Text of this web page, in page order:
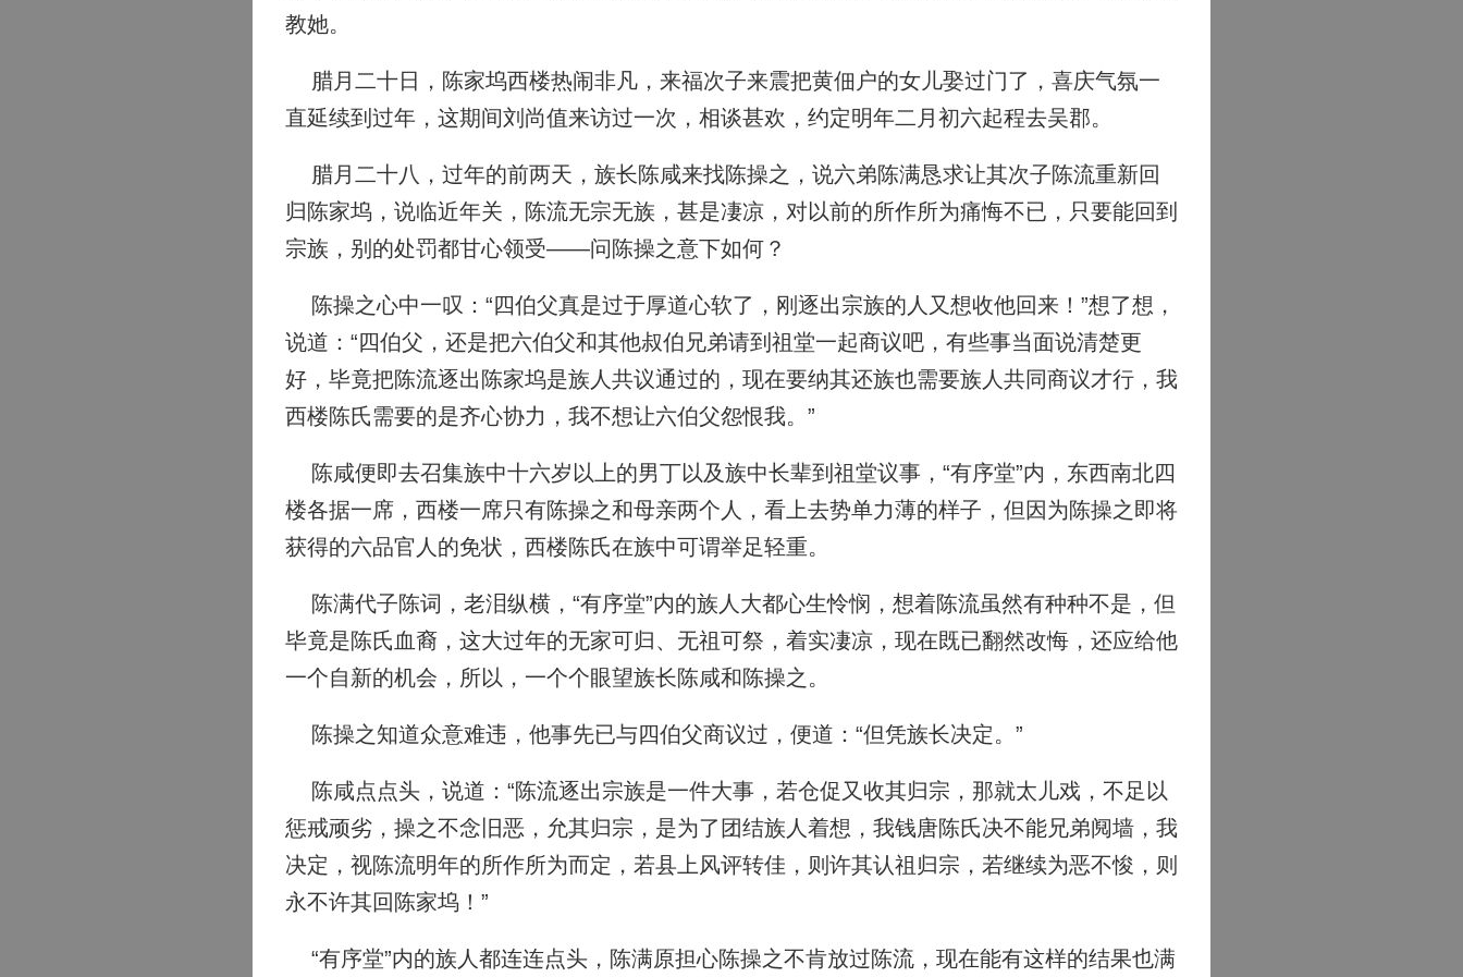
教她。
腊月二十日，陈家坞西楼热闹非凡，来福次子来震把黄佃户的女儿娶过门了，喜庆气氛一
直延续到过年，这期间刘尚值来访过一次，相谈甚欢，约定明年二月初六起程去吴郡。
腊月二十八，过年的前两天，族长陈咸来找陈操之，说六弟陈满恳求让其次子陈流重新回
归陈家坞，说临近年关，陈流无宗无族，甚是凄凉，对以前的所作所为痛悔不已，只要能回到
宗族，别的处罚都甘心领受——问陈操之意下如何？
陈操之心中一叹：“四伯父真是过于厚道心软了，刚逐出宗族的人又想收他回来！”想了想，
说道：“四伯父，还是把六伯父和其他叔伯兄弟请到祖堂一起商议吧，有些事当面说清楚更
好，毕竟把陈流逐出陈家坞是族人共议通过的，现在要纳其还族也需要族人共同商议才行，我
西楼陈氏需要的是齐心协力，我不想让六伯父怨恨我。”
陈咸便即去召集族中十六岁以上的男丁以及族中长辈到祖堂议事，“有序堂”内，东西南北四
楼各据一席，西楼一席只有陈操之和母亲两个人，看上去势单力薄的样子，但因为陈操之即将
获得的六品官人的免状，西楼陈氏在族中可谓举足轻重。
陈满代子陈词，老泪纵横，“有序堂”内的族人大都心生怜悯，想着陈流虽然有种种不是，但
毕竟是陈氏血裔，这大过年的无家可归、无祖可祭，着实凄凉，现在既已翻然改悔，还应给他
一个自新的机会，所以，一个个眼望族长陈咸和陈操之。
陈操之知道众意难违，他事先已与四伯父商议过，便道：“但凭族长决定。”
陈咸点点头，说道：“陈流逐出宗族是一件大事，若仓促又收其归宗，那就太儿戏，不足以
惩戒顽劣，操之不念旧恶，允其归宗，是为了团结族人着想，我钱唐陈氏决不能兄弟阋墙，我
决定，视陈流明年的所作所为而定，若县上风评转佳，则许其认祖归宗，若继续为恶不悛，则
永不许其回陈家坞！”
“有序堂”内的族人都连连点头，陈满原担心陈操之不肯放过陈流，现在能有这样的结果也满